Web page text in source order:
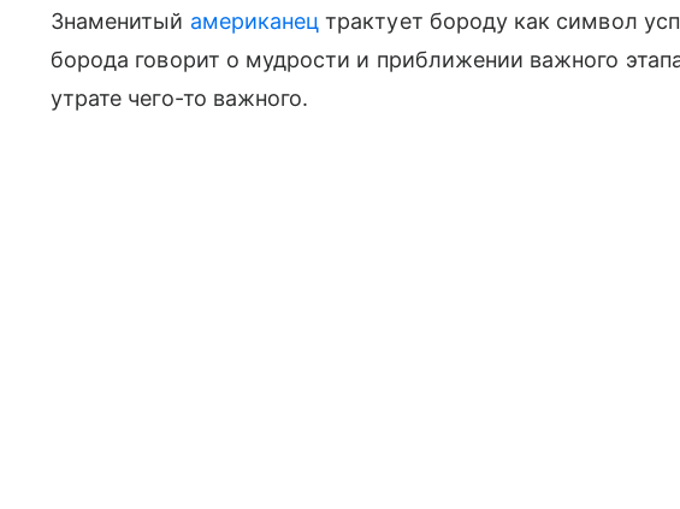
Знаменитый американец трактует бороду как символ
борода говорит о мудрости и приближении важного
утрате чего-то важного.